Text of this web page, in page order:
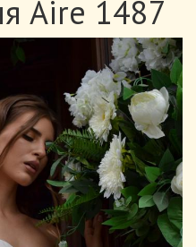
Aire 1487